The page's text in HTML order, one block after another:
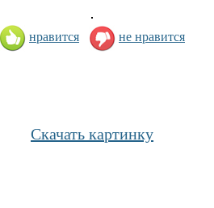
нравится не нравится
Скачать картинку